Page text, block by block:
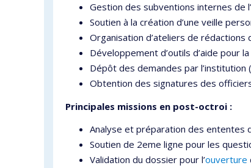
Gestion des subventions internes de
Soutien à la création d’une veille
Organisation d’ateliers de
Développement d’outils d’aide pour
Dépôt des demandes par
Obtention des signatures des
Principales missions en post-octroi :
Analyse et préparation des ententes
Soutien de 2eme ligne pour les
Validation du dossier pour l’ouverture